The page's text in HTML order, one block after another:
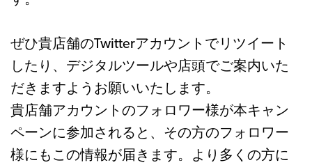
ぜひ貴店舗のTwitterアカウントでリツイート
したり、デジタルツールや店頭でご案内いた
だきますようお願いいたします。
貴店舗アカウントのフォロワー様が本キャン
ペーンに参加されると、その方のフォロワー
様にもこの情報が届きます。より多くの方に